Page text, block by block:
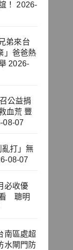
！
2026-
弟來台
」爸爸熱
2026-
公益捐
血荒 豐
08-07
打」無
08-07
必收優
看 聰明
南區處超
水閘門防